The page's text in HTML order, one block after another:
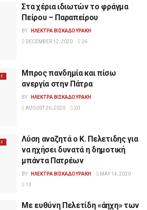
Στα χέρια ιδιωτών το φράγμα
Πείρου – Παραπείρου
BY
ΗΛΕΚΤΡΑ ΒΙΣΚΑΔΟΥΡΑΚΗ
DECEMBER 12, 2020
26
Μπρος πανδημία και πίσω
ανεργία στην Πάτρα
BY
ΗΛΕΚΤΡΑ ΒΙΣΚΑΔΟΥΡΑΚΗ
AUGUST 26, 2020
20
Λύση αναζητά ο Κ. Πελετιδης για
να ηχήσει δυνατά η δημοτική
μπάντα Πατρέων
BY ΗΛΕΚΤΡΑ ΒΙΣΚΑΔΟΥΡΑΚΗ
MAY 14, 2020
13
Με ευθύνη Πελετίδη «άηχη» των